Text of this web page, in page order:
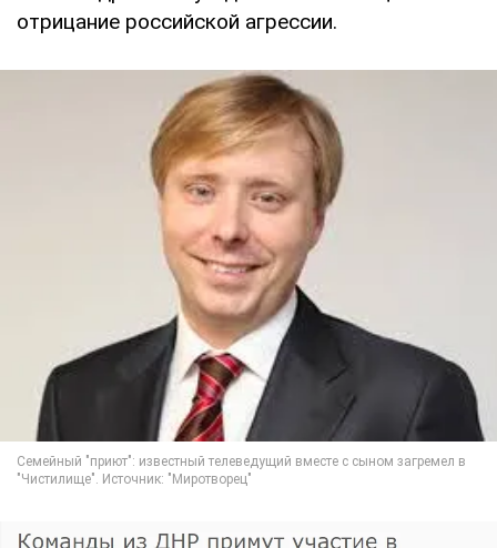
отрицание российской агрессии.